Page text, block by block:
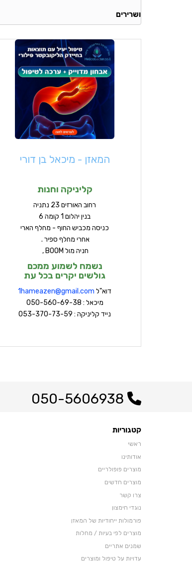
ושרירים
המאזן - מיכאל בן דורי
קליניקה וחנות
רחוב האורזים 23 נתניה
בנין יהלום 1 קומה 6
כניסה מכביש החוף - מחלף הארי
אחרי מחלף ספיר .
חניה מול BOOM ,
נשמח לשמוע ממכם
גולשים יקרים בכל עת
דוא"ל 1 hameazen@gmail.com
מיכאל : 050-560-69-38
נייד קליניקה : 053-370-73-59
קטגוריות
ראשי
אודותינו
מוצרים פופולריים
מוצרים חדשים
צרו קשר
נוגדי חימצון
פורמולות ייחודיות של המאזן
מוצרים לפי בעיות / מחלות
שמנים אתריים
עדויות על טיפול ומוצרים